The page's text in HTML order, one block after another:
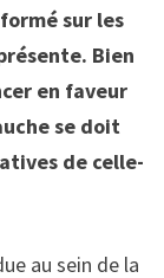
sur les
Bien
en faveur
se doit
de celle-
au sein de la